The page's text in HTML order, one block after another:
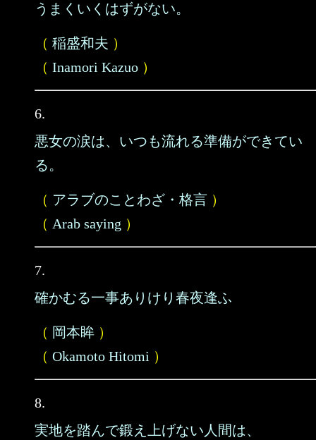
うまくいくはずがない。
（ 稲盛和夫 ）
（ Inamori Kazuo ）
6.
悪女の涙は、いつも流れる準備ができてい
る。
（ アラブのことわざ・格言 ）
（ Arab saying ）
7.
確かむる一事ありけり春夜逢ふ
（ 岡本眸 ）
（ Okamoto Hitomi ）
8.
実地を踏んで鍛え上げない人間は、